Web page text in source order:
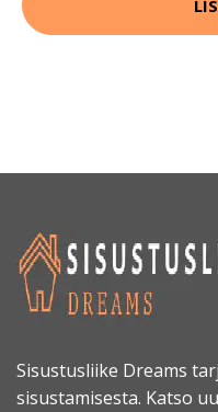
Sisustusliike Dreams
sisustamisesta. Katso